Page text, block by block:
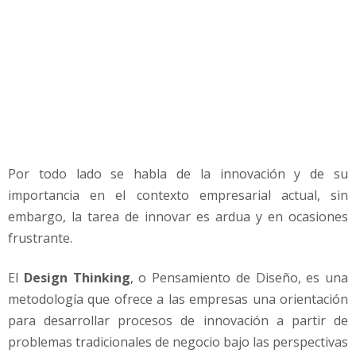
i
e
e
g
c
i
Por todo lado se habla de la innovación y de su
importancia en el contexto empresarial actual, sin
embargo, la tarea de innovar es ardua y en ocasiones
frustrante.
El Design Thinking, o Pensamiento de Diseño, es una
metodología que ofrece a las empresas una orientación
para desarrollar procesos de innovación a partir de
problemas tradicionales de negocio bajo las perspectivas